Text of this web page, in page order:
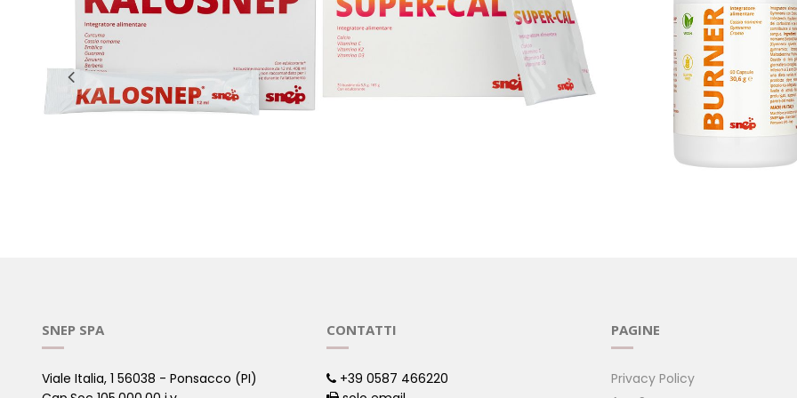
SNEP SPA
Viale Italia, 1 56038 - Ponsacco (PI)
CONTATTI
+39 0587 466220
PAGINE
Privacy Policy